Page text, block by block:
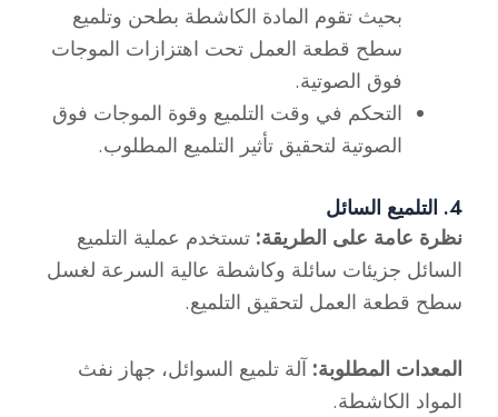
بحيث تقوم المادة الكاشطة بطحن وتلميع
سطح قطعة العمل تحت اهتزازات الموجات
فوق الصوتية.
التحكم في وقت التلميع وقوة الموجات فوق
الصوتية لتحقيق تأثير التلميع المطلوب.
4. التلميع السائل
نظرة عامة على الطريقة: تستخدم عملية التلميع
السائل جزيئات سائلة وكاشطة عالية السرعة لغسل
سطح قطعة العمل لتحقيق التلميع.
المعدات المطلوبة:آلة تلميع السوائل، جهاز نفث
المواد الكاشطة.